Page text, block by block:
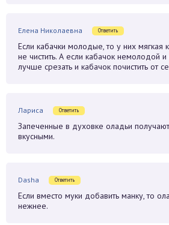
Елена Николаевна Ответить
Если кабачки молодые, то у них мягкая
не чистить. А если кабачок немолодой
лучше срезать и кабачок почистить от
Лариса Ответить
Запеченные в духовке оладьи
вкусными.
Dasha Ответить
Если вместо муки добавить манку, то
нежнее.